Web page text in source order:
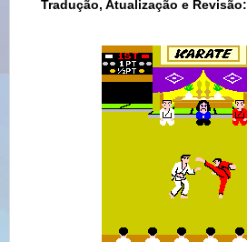
Tradução, Atualização e Revisão: